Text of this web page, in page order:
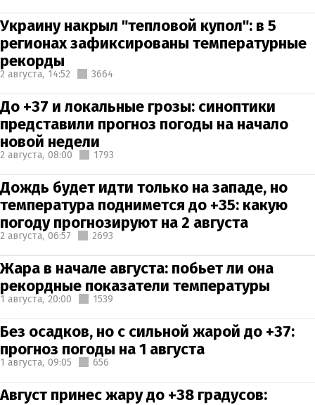
Украину накрыл "тепловой купол": в 5
регионах зафиксированы температурные
рекорды
2 августа, 14:52 3664
До +37 и локальные грозы: синоптики
представили прогноз погоды на начало
новой недели
2 августа, 08:00 1793
Дождь будет идти только на западе, но
температура поднимется до +35: какую
погоду прогнозируют на 2 августа
2 августа, 06:57 2693
Жара в начале августа: побьет ли она
рекордные показатели температуры
1 августа, 20:00 1539
Без осадков, но с сильной жарой до +37:
прогноз погоды на 1 августа
1 августа, 09:05 656
Август принес жару до +38 градусов: